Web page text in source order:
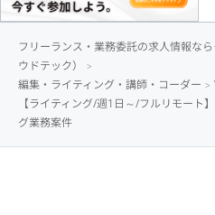
フリーランス・業務委託の求人情報な
ウドテック）
編集・ライティング・講師・コーダー
【ライティング/週1日～/フルリモート
グ業務案件